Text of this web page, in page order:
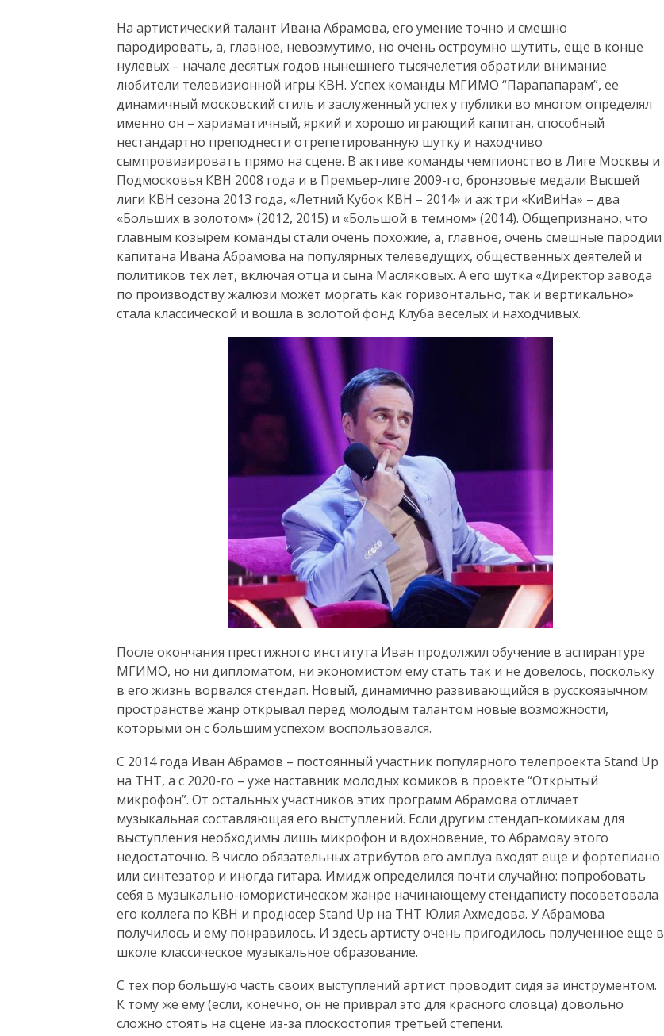
На артистический талант Ивана Абрамова, его умение точно и смешно
пародировать, а, главное, невозмутимо, но очень остроумно шутить, еще в конце
нулевых – начале десятых годов нынешнего тысячелетия обратили внимание
любители телевизионной игры КВН. Успех команды МГИМО “Парапапарам”, ее
динамичный московский стиль и заслуженный успех у публики во многом определял
именно он – харизматичный, яркий и хорошо играющий капитан, способный
нестандартно преподнести отрепетированную шутку и находчиво
сымпровизировать прямо на сцене. В активе команды чемпионство в Лиге Москвы и
Подмосковья КВН 2008 года и в Премьер-лиге 2009-го, бронзовые медали Высшей
лиги КВН сезона 2013 года, «Летний Кубок КВН – 2014» и аж три «КиВиНа» – два
«Больших в золотом» (2012, 2015) и «Большой в темном» (2014). Общепризнано, что
главным козырем команды стали очень похожие, а, главное, очень смешные пародии
капитана Ивана Абрамова на популярных телеведущих, общественных деятелей и
политиков тех лет, включая отца и сына Масляковых. А его шутка «Директор завода
по производству жалюзи может моргать как горизонтально, так и вертикально»
стала классической и вошла в золотой фонд Клуба веселых и находчивых.
После окончания престижного института Иван продолжил обучение в аспирантуре
МГИМО, но ни дипломатом, ни экономистом ему стать так и не довелось, поскольку
в его жизнь ворвался стендап. Новый, динамично развивающийся в русскоязычном
пространстве жанр открывал перед молодым талантом новые возможности,
которыми он с большим успехом воспользовался.
С 2014 года Иван Абрамов – постоянный участник популярного телепроекта Stand Up
на ТНТ, а с 2020-го – уже наставник молодых комиков в проекте “Открытый
микрофон”. От остальных участников этих программ Абрамова отличает
музыкальная составляющая его выступлений. Если другим стендап-комикам для
выступления необходимы лишь микрофон и вдохновение, то Абрамову этого
недостаточно. В число обязательных атрибутов его амплуа входят еще и фортепиано
или синтезатор и иногда гитара. Имидж определился почти случайно: попробовать
себя в музыкально-юмористическом жанре начинающему стендаписту посоветовала
его коллега по КВН и продюсер Stand Up на ТНТ Юлия Ахмедова. У Абрамова
получилось и ему понравилось. И здесь артисту очень пригодилось полученное еще в
школе классическое музыкальное образование.
С тех пор большую часть своих выступлений артист проводит сидя за инструментом.
К тому же ему (если, конечно, он не приврал это для красного словца) довольно
сложно стоять на сцене из-за плоскостопия третьей степени.